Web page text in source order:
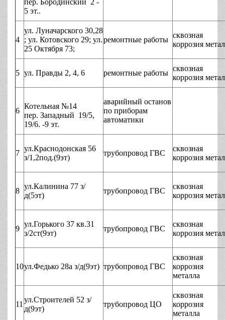
пер. Бородинский 2 -
5 эт..
4
ул. Луначарского 30,28
; ул. Котовского 29; ул.
25 Октября 73;
ремонтные работы
сквозная
коррозия
5 ул. Правды 2, 4, 6 ремонтные работы
сквозная
коррозия
6
Котельная №14
пер. Западный 19/5,
19/6. -9 эт.
аварийный останов
по приборам
автоматики
7
ул.Краснодонская 56
з/1,2под.(9эт)
трубопровод ГВС
сквозная
коррозия
8
ул.Калинина 77 з/
д(5эт)
трубопровод ГВС
сквозная
коррозия
9
ул.Горького 37 кв.31
з/2ст(9эт)
трубопровод ГВС
сквозная
коррозия
10ул.Федько 28а з/д(9эт) трубопровод ГВС
сквозная
коррозия
металла
11
ул.Строителей 52 з/
д(9эт)
трубопровод ЦО
сквозная
коррозия
металла